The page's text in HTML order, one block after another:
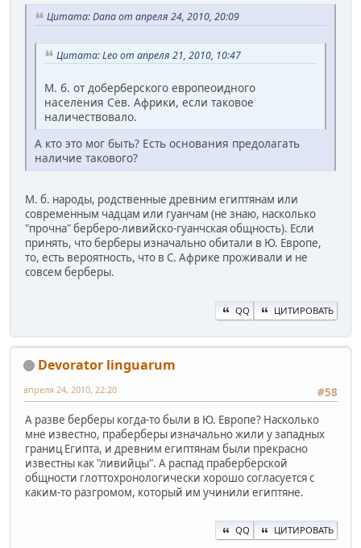
Цитата: Dana от апреля 24, 2010, 20:09
Цитата: Leo от апреля 21, 2010, 10:47
М. б. от доберберского европеоидного
населения Сев. Африки, если таковое
наличествовало.
А кто это мог быть? Есть основания предолагать
наличие такового?
М. б. народы, родственные древним египтянам или
современным чадцам или гуанчам (не знаю, насколько
"прочна" берберо-ливийско-гуанчская общность). Если
принять, что берберы изначально обитали в Ю. Европе,
то, есть вероятность, что в С. Африке проживали и не
совсем берберы.
QQ ЦИТИРОВАТЬ
Devorator linguarum
#58
апреля 24, 2010, 22:20
А разве берберы когда-то были в Ю. Европе? Насколько
мне известно, праберберы изначально жили у западных
границ Египта, и древним египтянам были прекрасно
известны как "ливийцы". А распад праберберской
общности глоттохронологически хорошо согласуется с
каким-то разгромом, который им учинили египтяне.
QQ ЦИТИРОВАТЬ